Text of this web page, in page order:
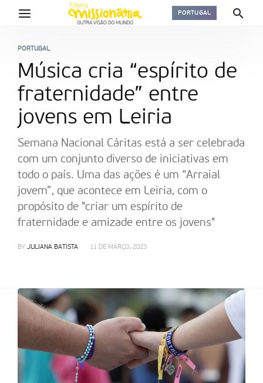
PORTUGAL
PORTUGAL
Música cria “espírito de
fraternidade” entre
jovens em Leiria
Semana Nacional Cáritas está a ser celebrada
com um conjunto diverso de iniciativas em
todo o país. Uma das ações é um “Arraial
jovem”, que acontece em Leiria, com o
propósito de "criar um espírito de
fraternidade e amizade entre os jovens"
BY JULIANA BATISTA 11 DE MARÇO, 2023